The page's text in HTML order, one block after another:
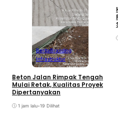
BeritaBranding
Infrastruktur
Beton Jalan Rimpak Tengah
Mulai Retak, Kualitas Proyek
Dipertanyakan
1 jam lalu•19 Dilihat